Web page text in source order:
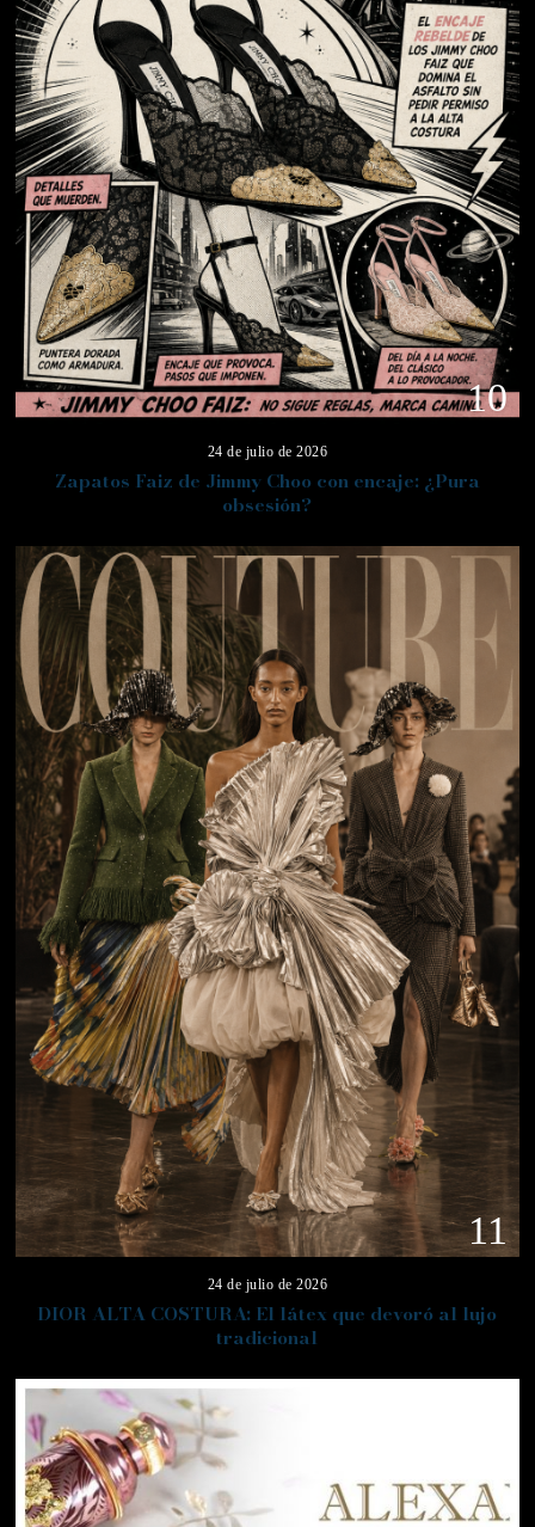
10
24 de julio de 2026
Zapatos Faiz de Jimmy Choo con encaje: ¿Pura
obsesión?
11
24 de julio de 2026
DIOR ALTA COSTURA: El látex que devoró al lujo
tradicional